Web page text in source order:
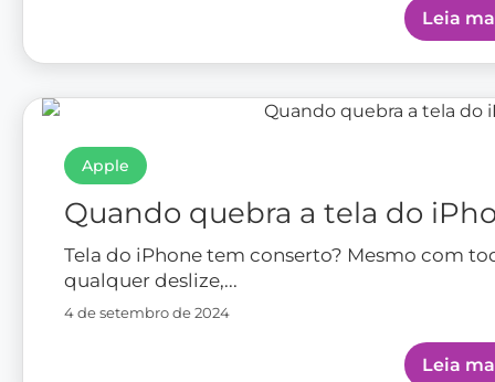
Leia
Apple
Quando quebra a tela do
Tela do iPhone tem conserto? Mesmo com
qualquer deslize,...
4 de setembro de 2024
Leia